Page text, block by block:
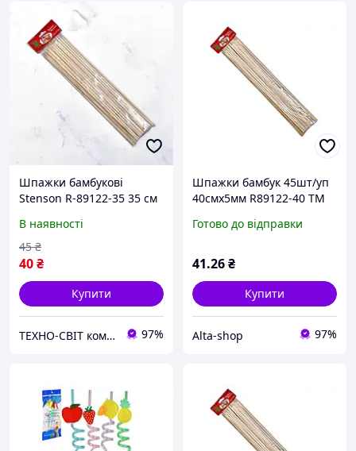
Шпажки бамбукові
Stenson R-89122-35 35 см
В наявності
40₴
45 ₴
Купити
ТЕХНО-СВІТ компьютерна техніка, мобільні аксесуари, електронна техніка та багато іншого. 97%
Шпажки бамбук 45шт/уп
40смх5мм R89122-40 ТМ
Готово до відправки
41.26₴
Купити
Alta-shop 97%